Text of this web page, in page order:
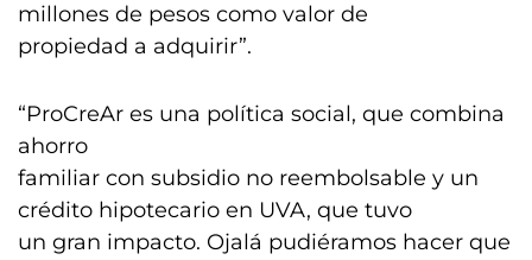
millones de pesos como valor de
propiedad a adquirir”.
“ProCreAr es una política social, que combina
ahorro
familiar con subsidio no reembolsable y un
crédito hipotecario en UVA, que tuvo
un gran impacto. Ojalá pudiéramos hacer que